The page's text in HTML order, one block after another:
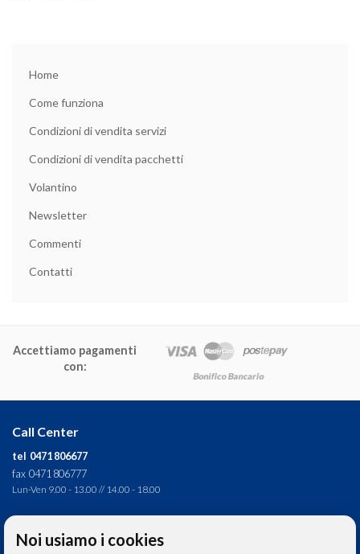
Noi usiamo i cookies
Home
Come funziona
Condizioni di vendita servizi
Condizioni di vendita pacchetti
Volantino
Newsletter
Commenti
Contatti
Accettiamo pagamenti
con:
Call Center
tel 0471 806677
fax 0471 806777
Lun-Ven 9.00 - 13.00 // 14.00 - 18.00